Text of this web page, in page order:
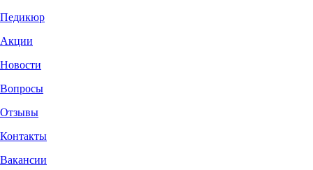
Педикюр
Акции
Новости
Вопросы
Отзывы
Контакты
Вакансии